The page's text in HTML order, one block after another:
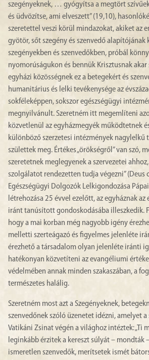
szegényeknek, … gyógyítsa a megtört
és üdvözítse, ami elveszett” (19,10),
szeretettel veszi körül mindazokat, akiket az
gyötör, sőt szegény és szenvedő alapítójának
szegényekben és szenvedőkben, próbál
nyomorúságukon és bennük Krisztusnak akar
egyházi közösségnek ez a betegekért és
humanitárius és lelki tevékenysége az
sokféleképpen, sokszor egészségügyi
megnyilvánult. Szeretném itt megemlíteni
közvetlenül az egyházmegyék működtetnek
különböző szerzetesi intézmények nagylelkű
születtek meg. Értékes „örökségről” van szó,
szeretetnek meglegyenek a szervezetei
szolgálatot rendezetten tudja végezni” (Deus
Egészségügyi Dolgozók Lelkigondozása Pápai
létrehozása 25 évvel ezelőtt, az egyháznak az
iránt tanúsított gondoskodásába illeszkedik.
hogy a mai korban még nagyobb igény
melletti szerteágazó és figyelmes jelenléte
érezhető a társadalom olyan jelenléte iránti
hatékonyan közvetíteni az evangéliumi
védelmében annak minden szakaszában, a
természetes halálig.
Szeretném most azt a Szegényeknek,
szenvedőnek szóló üzenetet idézni, amelyet
Vatikáni Zsinat végén a világhoz intéztek: „Ti
leginkább érzitek a kereszt súlyát –
ismeretlen szenvedők, merítsetek ismét